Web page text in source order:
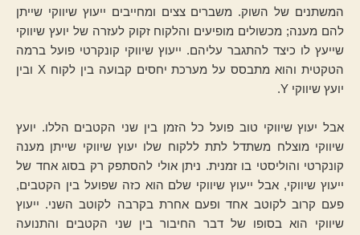
המשתנים של השוק. משברים צצים ומחייבים ייעוץ שיווקי שייתן
להם מענה; מכשולים מופיעים והלקוח זקוק לעזרה של יועץ שיווקי
שייעץ לו כיצד להתגבר עליהם. ייעוץ שיווקי קונקרטי פועל ברמה
הטקטית והוא מתבסס על מערכת יחסים קבועה בין לקוח X ובין
יועץ שיווקי Y.
אבל יעוץ שיווקי טוב פועל כל הזמן בין שני הקטבים הללו. יועץ
שיווקי מוצלח משתדל לתת ללקוח שלו יעוץ שיווקי שייתן מענה
קונקרטי והוליסטי בו זמנית. ניתן אולי להסתפק רק בסוג אחד של
ייעוץ שיווקי, אבל ייעוץ שיווקי שלם הוא כזה שפועל בין הקטבים,
פעם קרוב לקוטב אחד ופעם אחרת בקרבה לקוטב השני. ייעוץ
שיווקי הוא בסופו של דבר החיבור בין שני הקטבים והתנועה